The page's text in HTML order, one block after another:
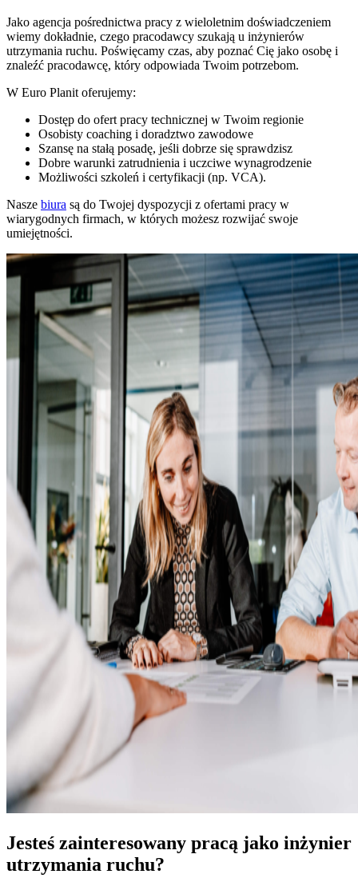
Jako agencja pośrednictwa pracy z wieloletnim doświadczeniem
wiemy dokładnie, czego pracodawcy szukają u inżynierów
utrzymania ruchu. Poświęcamy czas, aby poznać Cię jako osobę i
znaleźć pracodawcę, który odpowiada Twoim potrzebom.
W Euro Planit oferujemy:
Dostęp do ofert pracy technicznej w Twoim regionie
Osobisty coaching i doradztwo zawodowe
Szansę na stałą posadę, jeśli dobrze się sprawdzisz
Dobre warunki zatrudnienia i uczciwe wynagrodzenie
Możliwości szkoleń i certyfikacji (np. VCA).
Nasze biura są do Twojej dyspozycji z ofertami pracy w
wiarygodnych firmach, w których możesz rozwijać swoje
umiejętności.
Jesteś zainteresowany pracą jako inżynier
utrzymania ruchu?